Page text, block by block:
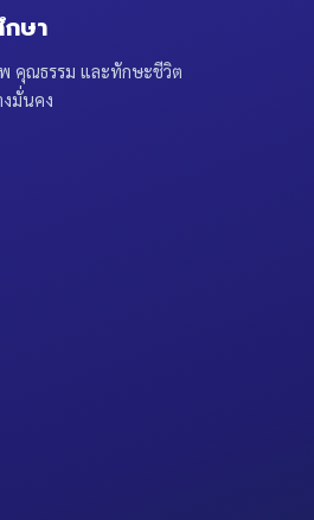
ษา
คุณธรรม และทักษะชีวิต
มั่นคง